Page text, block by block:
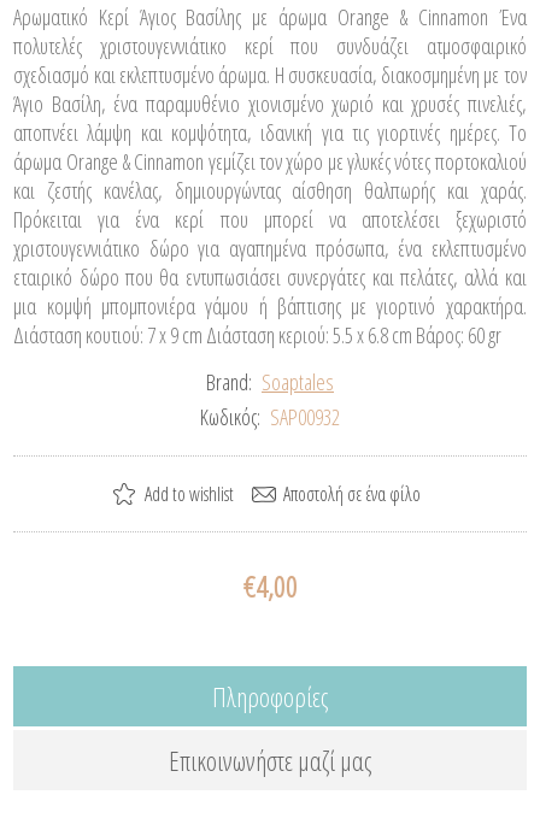
Αρωματικό Κερί Άγιος Βασίλης με άρωμα Orange & Cinnamon Ένα
πολυτελές χριστουγεννιάτικο κερί που συνδυάζει ατμοσφαιρικό
σχεδιασμό και εκλεπτυσμένο άρωμα. Η συσκευασία, διακοσμημένη με τον
Άγιο Βασίλη, ένα παραμυθένιο χιονισμένο χωριό και χρυσές πινελιές,
αποπνέει λάμψη και κομψότητα, ιδανική για τις γιορτινές ημέρες. Το
άρωμα Orange & Cinnamon γεμίζει τον χώρο με γλυκές νότες πορτοκαλιού
και ζεστής κανέλας, δημιουργώντας αίσθηση θαλπωρής και χαράς.
Πρόκειται για ένα κερί που μπορεί να αποτελέσει ξεχωριστό
χριστουγεννιάτικο δώρο για αγαπημένα πρόσωπα, ένα εκλεπτυσμένο
εταιρικό δώρο που θα εντυπωσιάσει συνεργάτες και πελάτες, αλλά και
μια κομψή μπομπονιέρα γάμου ή βάπτισης με γιορτινό χαρακτήρα.
Διάσταση κουτιού: 7 x 9 cm Διάσταση κεριού: 5.5 x 6.8 cm Βάρος: 60 gr
Brand: Soaptales
Κωδικός: SAP00932
€4,00
Πληροφορίες
Επικοινωνήστε μαζί μας